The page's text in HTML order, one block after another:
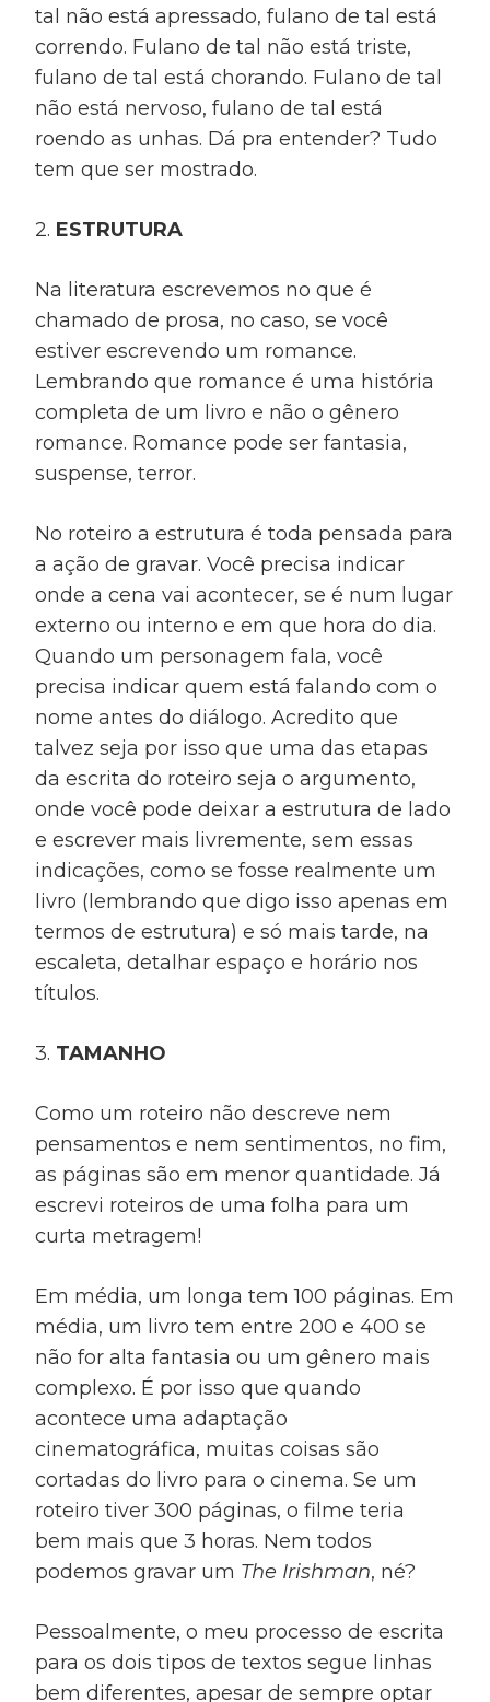
tal não está apressado, fulano de tal está
correndo. Fulano de tal não está triste,
fulano de tal está chorando. Fulano de tal
não está nervoso, fulano de tal está
roendo as unhas. Dá pra entender? Tudo
tem que ser mostrado.
2. ESTRUTURA
Na literatura escrevemos no que é
chamado de prosa, no caso, se você
estiver escrevendo um romance.
Lembrando que romance é uma história
completa de um livro e não o gênero
romance. Romance pode ser fantasia,
suspense, terror.
No roteiro a estrutura é toda pensada para
a ação de gravar. Você precisa indicar
onde a cena vai acontecer, se é num lugar
externo ou interno e em que hora do dia.
Quando um personagem fala, você
precisa indicar quem está falando com o
nome antes do diálogo. Acredito que
talvez seja por isso que uma das etapas
da escrita do roteiro seja o argumento,
onde você pode deixar a estrutura de lado
e escrever mais livremente, sem essas
indicações, como se fosse realmente um
livro (lembrando que digo isso apenas em
termos de estrutura) e só mais tarde, na
escaleta, detalhar espaço e horário nos
títulos.
3. TAMANHO
Como um roteiro não descreve nem
pensamentos e nem sentimentos, no fim,
as páginas são em menor quantidade. Já
escrevi roteiros de uma folha para um
curta metragem!
Em média, um longa tem 100 páginas. Em
média, um livro tem entre 200 e 400 se
não for alta fantasia ou um gênero mais
complexo. É por isso que quando
acontece uma adaptação
cinematográfica, muitas coisas são
cortadas do livro para o cinema. Se um
roteiro tiver 300 páginas, o filme teria
bem mais que 3 horas. Nem todos
podemos gravar um The Irishman, né?
Pessoalmente, o meu processo de escrita
para os dois tipos de textos segue linhas
bem diferentes, apesar de sempre optar